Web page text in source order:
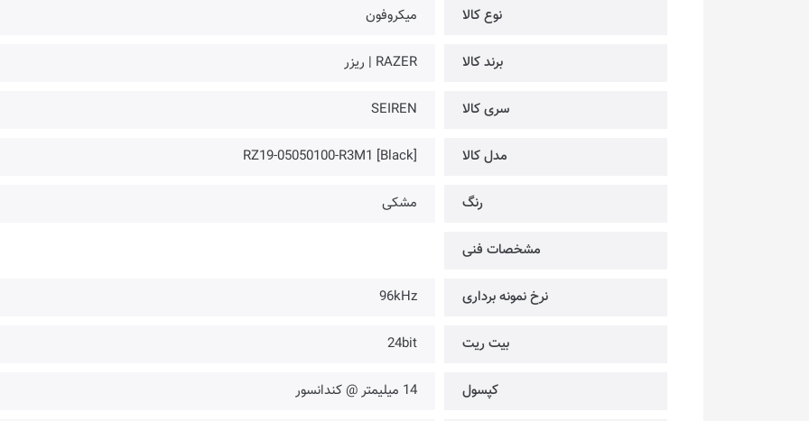
نوع کالا میکروفون
برند کالا RAZER | ریزر
سری کالا SEIREN
مدل کالا RZ19-05050100-R3M1 [Black]
رنگ مشکی
مشخصات فنی
نرخ نمونه برداری 96kHz
بیت ریت 24bit
کپسول 14 میلیمتر @ کندانسور